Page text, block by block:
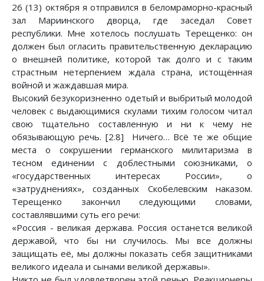
26 (13) октября я отправился в беломраморно-красный
зал Мариинского дворца, где заседал Совет
республики. Мне хотелось послушать Терещенко: он
должен был огласить правительственную декларацию
о внешней политике, которой так долго и с таким
страстным нетерпением ждала страна, истощённая
войной и жаждавшая мира.
Высокий безукоризненно одетый и выбритый молодой
человек с выдающимися скулами тихим голосом читал
свою тщательно составленную и ни к чему не
обязывающую речь. [2.8] Ничего… Всё те же общие
места о сокрушении германского милитаризма в
тесном единении с доблестными союзниками, о
«государственных интересах России», о
«затруднениях», созданных Скобелевским наказом.
Терещенко закончил следующими словами,
составлявшими суть его речи:
«Россия - великая держава. Россия останется великой
державой, что бы ни случилось. Мы все должны
защищать её, мы должны показать себя защитниками
великого идеала и сынами великой державы».